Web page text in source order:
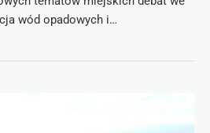
wód opadowych i…